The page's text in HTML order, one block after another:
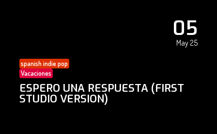
05
May 25
spanish indie pop
Vacaciones
ESPERO UNA RESPUESTA (FIRST
STUDIO VERSION)